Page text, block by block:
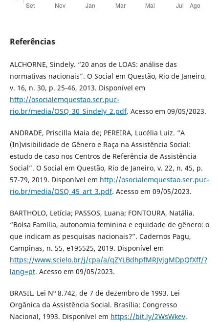
Referências
ALCHORNE, Sindely. “20 anos de LOAS: análise das
normativas nacionais”. O Social em Questão, Rio de Janeiro,
v. 16, n. 30, p. 25-46, 2013. Disponível em
http://osocialemquestao.ser.puc-
rio.br/media/OSQ_30_Sindely_2.pdf. Acesso em 09/05/2023.
ANDRADE, Priscilla Maia de; PEREIRA, Lucélia Luiz. “A
(In)visibilidade de Gênero e Raça na Assistência Social:
estudo de caso nos Centros de Referência de Assistência
Social”. O Social em Questão, Rio de Janeiro, v. 22, n. 45, p.
57-79, 2019. Disponível em http://osocialemquestao.ser.puc-
rio.br/media/OSQ_45_art_3.pdf. Acesso em 09/05/2023.
BARTHOLO, Letícia; PASSOS, Luana; FONTOURA, Natália.
“Bolsa Família, autonomia feminina e equidade de gênero: o
que indicam as pesquisas nacionais?”. Cadernos Pagu,
Campinas, n. 55, e195525, 2019. Disponível em
https://www.scielo.br/j/cpa/a/qZYLBdhpfMRJVjgMDpQfXff/?
lang=pt. Acesso em 09/05/2023.
BRASIL. Lei Nº 8.742, de 7 de dezembro de 1993. Lei
Orgânica da Assistência Social. Brasília: Congresso
Nacional, 1993. Disponível em https://bit.ly/2WsWkev.